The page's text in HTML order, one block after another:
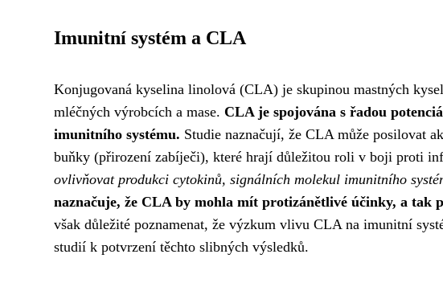
Imunitní systém a CLA
Konjugovaná kyselina linolová (CLA) je skupinou mastných
mléčných výrobcích a mase. CLA je spojována s řadou
imunitního systému. Studie naznačují, že CLA může posilovat
buňky (přirození zabíječi), které hrají důležitou roli v boji proti
ovlivňovat produkci cytokinů, signálních molekul imunitního
naznačuje, že CLA by mohla mít protizánětlivé účinky, a
však důležité poznamenat, že výzkum vlivu CLA na imunitní
studií k potvrzení těchto slibných výsledků.